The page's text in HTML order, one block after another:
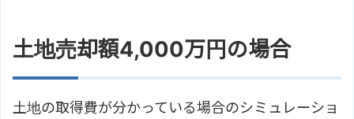
土地売却額4,000万円の場合
土地の取得費が分かっている場合のシミュレーショ